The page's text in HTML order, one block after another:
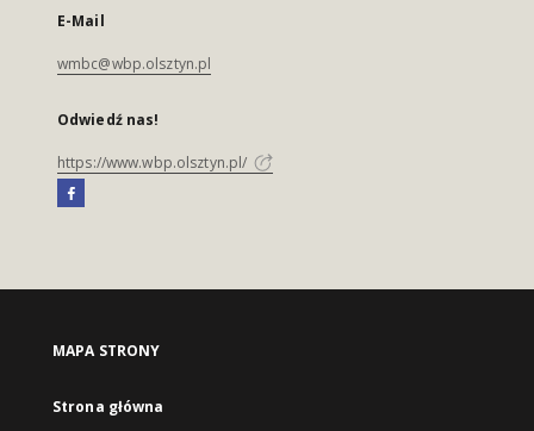
E-Mail
wmbc@wbp.olsztyn.pl
Odwiedź nas!
https://www.wbp.olsztyn.pl/
MAPA STRONY
Strona główna